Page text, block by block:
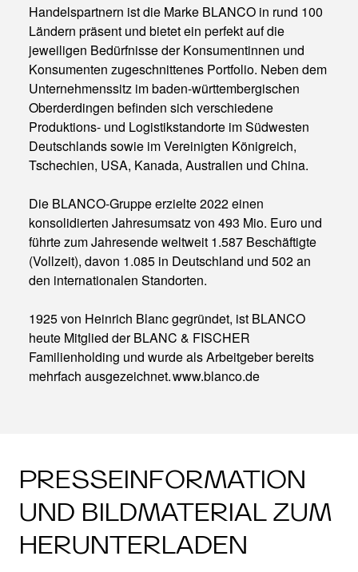
Handelspartnern ist die Marke BLANCO in rund 100
Ländern präsent und bietet ein perfekt auf die
jeweiligen Bedürfnisse der Konsumentinnen und
Konsumenten zugeschnittenes Portfolio. Neben dem
Unternehmenssitz im baden-württembergischen
Oberderdingen befinden sich verschiedene
Produktions- und Logistikstandorte im Südwesten
Deutschlands sowie im Vereinigten Königreich,
Tschechien, USA, Kanada, Australien und China.
Die BLANCO-Gruppe erzielte 2022 einen
konsolidierten Jahresumsatz von 493 Mio. Euro und
führte zum Jahresende weltweit 1.587 Beschäftigte
(Vollzeit), davon 1.085 in Deutschland und 502 an
den internationalen Standorten.
1925 von Heinrich Blanc gegründet, ist BLANCO
heute Mitglied der BLANC & FISCHER
Familienholding und wurde als Arbeitgeber bereits
mehrfach ausgezeichnet. www.blanco.de
PRESSEINFORMATION
UND BILDMATERIAL ZUM
HERUNTERLADEN